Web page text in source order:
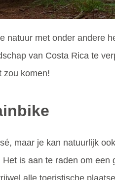
natuur met onder andere
van Costa Rica te
zou komen!
maar je kan natuurlijk
is aan te raden om
alle toeristische